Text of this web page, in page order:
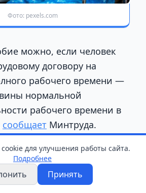
Фото: pexels.com
можно, если человек
договору на
рабочего времени —
нормальной
рабочего времени в
сообщает Минтруда.
также сохраняется у
индивидуальных
если они фактически
для улучшения работы сайта.
Подробнее
Принять